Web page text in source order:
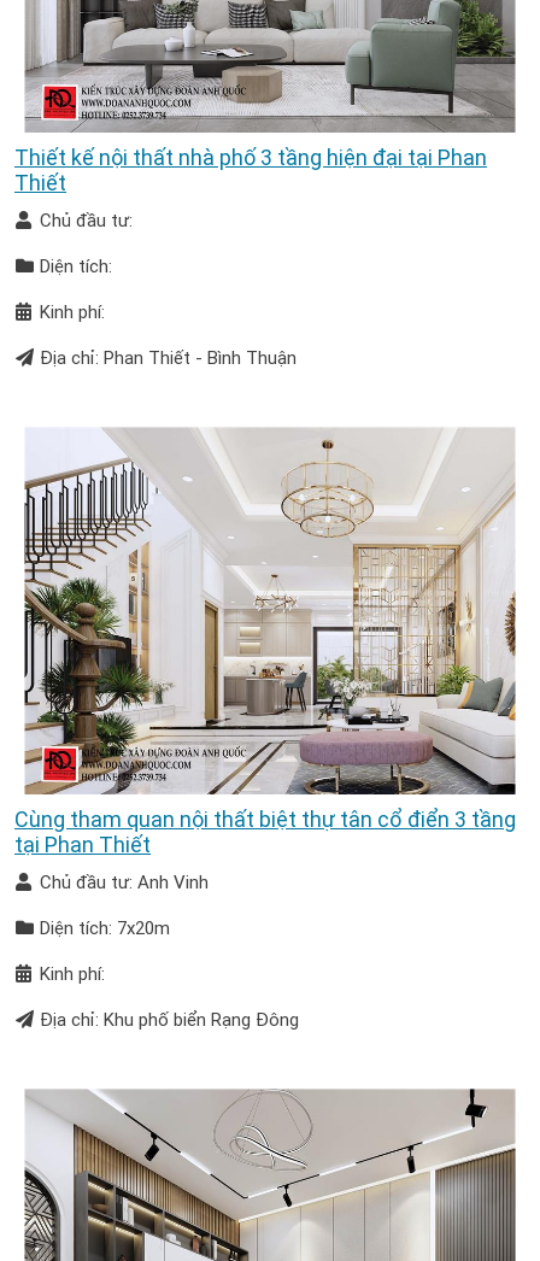
Thiết kế nội thất nhà phố 3 tầng hiện đại tại Phan
Thiết
Chủ đầu tư:
Diện tích:
Kinh phí:
Địa chỉ: Phan Thiết - Bình Thuận
Cùng tham quan nội thất biệt thự tân cổ điển 3 tầng
tại Phan Thiết
Chủ đầu tư: Anh Vinh
Diện tích: 7x20m
Kinh phí:
Địa chỉ: Khu phố biển Rạng Đông